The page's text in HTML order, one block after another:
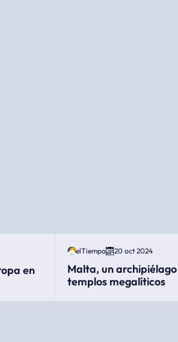
en
elTiempo 20 oct 2024
Malta, un
templos megalíticos